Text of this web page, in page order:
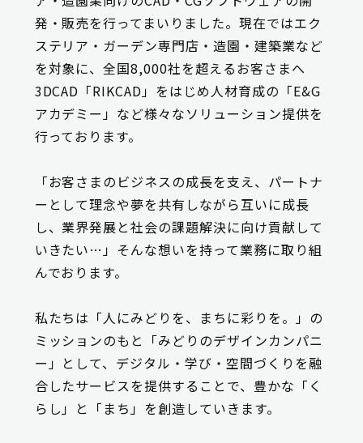
発・販売を行ってまいりました。現在ではエク
ステリア・ガーデン専門店・造園・建築業など
を対象に、全国8,000社を超えるお客さまへ
3DCAD「RIKCAD」をはじめ人材育成の「E&G
アカデミー」など様々なソリューション提供を
行っております。
「お客さまのビジネスの成長を支え、パートナ
ーとして理念や夢を共有しながら互いに成長
し、業界発展と社会の課題解決に向け貢献して
いきたい…」そんな想いを持って業務に取り組
んでおります。
私たちは「人にみどりを、まちに彩りを。」の
ミッションのもと「みどりのデザインカンパニ
ー」として、デジタル・学び・空間づくりを融
合したサービスを提供することで、豊かな「く
らし」と「まち」を創造していきます。